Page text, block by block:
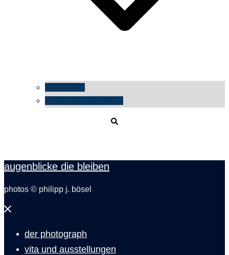
impressum
datenschutzerklärung
augenblicke die bleiben
photos © philipp j. bösel
Menü
der photograph
vita und ausstellungen